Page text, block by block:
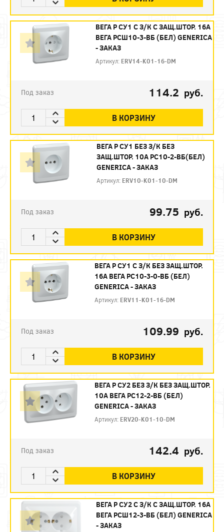
ВЕГА Р СУ1 C З/К C ЗАЩ.ШТОР. 16А
ВЕГА РСШ10-3-ВБ (БЕЛ) GENERICA
- ЗАКАЗ
Артикул: ERV14-K01-16-DM
Под заказ 114.2 руб.
В КОРЗИНУ
ВЕГА Р СУ1 БЕЗ З/К БЕЗ
ЗАЩ.ШТОР. 10А РС10-2-ВБ(БЕЛ)
GENERICA - ЗАКАЗ
Артикул: ERV10-K01-10-DM
Под заказ 99.75 руб.
В КОРЗИНУ
ВЕГА Р СУ1 С З/К БЕЗ ЗАЩ.ШТОР.
16А ВЕГА РС10-3-0-ВБ (БЕЛ)
GENERICA - ЗАКАЗ
Артикул: ERV11-K01-16-DM
Под заказ 109.99 руб.
В КОРЗИНУ
ВЕГА Р СУ2 БЕЗ З/К БЕЗ ЗАЩ.ШТОР.
10А ВЕГА РС12-2-ВБ (БЕЛ)
GENERICA - ЗАКАЗ
Артикул: ERV20-K01-10-DM
Под заказ 142.4 руб.
В КОРЗИНУ
ВЕГА Р СУ2 С З/К C ЗАЩ.ШТОР. 16А
ВЕГА РСШ12-3-ВБ (БЕЛ) GENERICA
- ЗАКАЗ